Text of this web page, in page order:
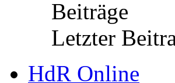
Beiträge
Letzter
HdR Online